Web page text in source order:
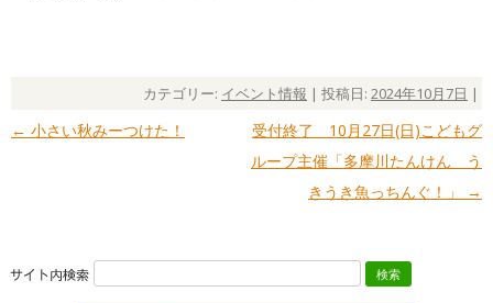
カテゴリー: イベント情報 | 投稿日: 2024年10月7日 |
投稿ナビゲーション
← 小さい秋みーつけた！
受付終了 10月27日(日)こどもグ
ループ主催「多摩川たんけん う
きうき魚っちんぐ！」
→
検
索: